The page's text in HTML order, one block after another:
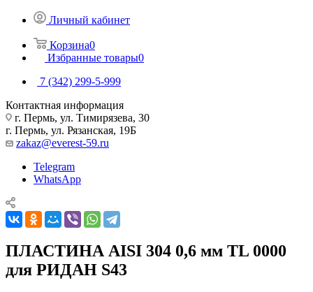
Личный кабинет
Корзина0
Избранные товары0
7 (342) 299-5-999
Контактная информация
г. Пермь, ул. Тимирязева, 30
г. Пермь, ул. Рязанская, 19Б
zakaz@everest-59.ru
Telegram
WhatsApp
ПЛАСТИНА AISI 304 0,6 мм TL 0000
для РИДАН S43